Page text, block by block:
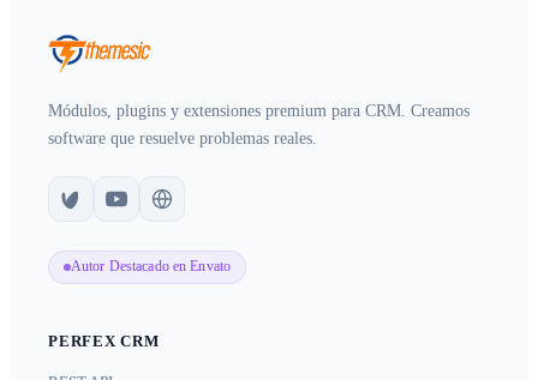
Módulos, plugins y extensiones premium para CRM. Creamos
software que resuelve problemas reales.
Autor Destacado en Envato
PERFEX CRM